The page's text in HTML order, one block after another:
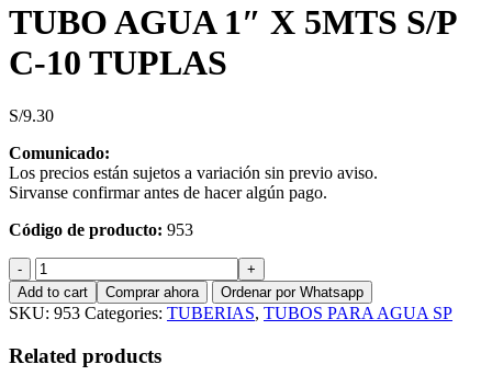
TUBO AGUA 1″ X 5MTS S/P
C-10 TUPLAS
S/9.30
Comunicado:
Los precios están sujetos a variación sin previo aviso.
Sirvanse confirmar antes de hacer algún pago.
Código de producto: 953
TUBO
AGUA
1"
X
5MTS
S/P
Add to cart Comprar ahora Ordenar por Whatsapp
SKU: 953 Categories: TUBERIAS, TUBOS PARA AGUA SP
Related products